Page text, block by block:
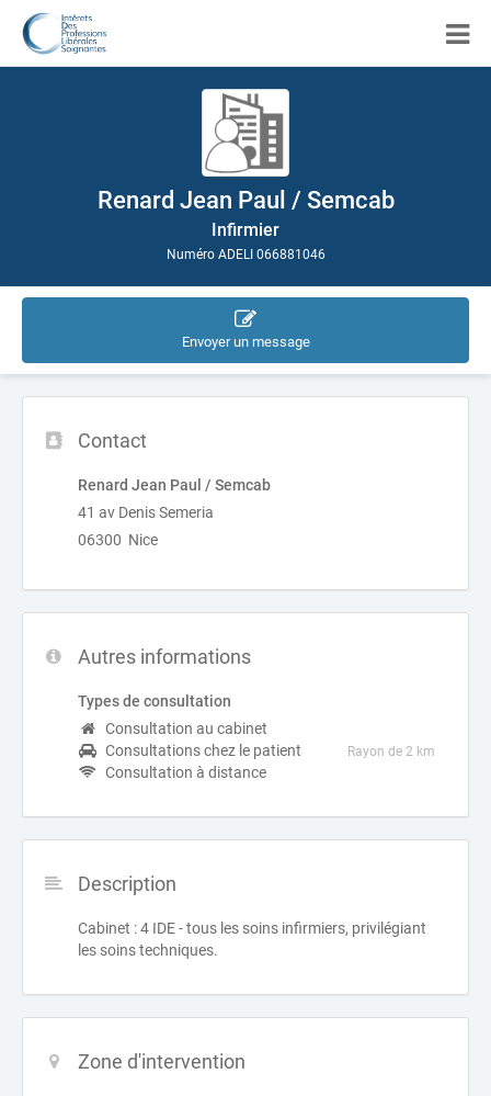
Renard Jean Paul / Semcab
Infirmier
Numéro ADELI 066881046
Envoyer un message
Contact
Renard Jean Paul / Semcab
41 av Denis Semeria
06300 Nice
Autres informations
Types de consultation
Consultation au cabinet
Consultations chez le patient
Rayon de 2 km
Consultation à distance
Description
Cabinet : 4 IDE - tous les soins infirmiers, privilégiant
les soins techniques.
Zone d'intervention